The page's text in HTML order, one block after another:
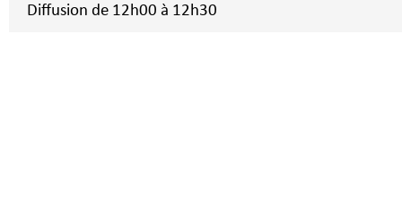
Diffusion de 12h00 à 12h30